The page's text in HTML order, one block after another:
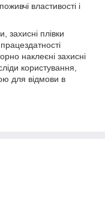
властивості і
захисні плівки
наклеєні захисні
користування,
для відмови в